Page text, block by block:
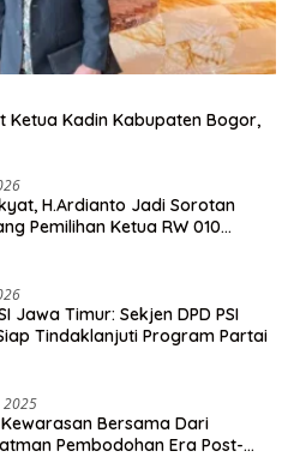
Ketua Kadin Kabupaten Bogor,
H.Ardianto Jadi Sorotan
Pemilihan Ketua RW 010
Jawa Timur: Sekjen DPD PSI
Tindaklanjuti Program Partai
2025
Bersama Dari
Pembodohan Era Post-